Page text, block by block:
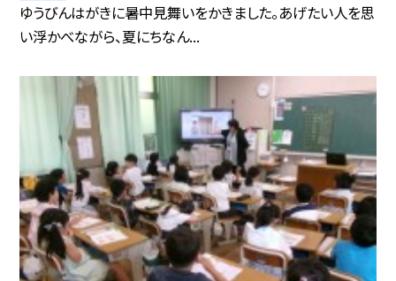
ゆうびんはがきに暑中見舞いをかきました。あげたい人を思
い浮かべながら、夏にちなん...